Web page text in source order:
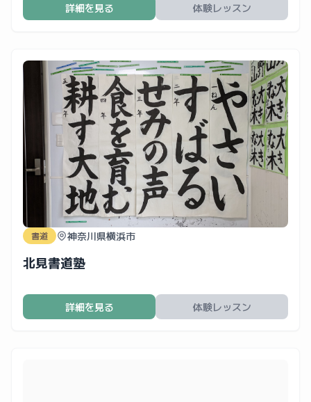
詳細を見る 体験レッスン
書道 神奈川県横浜市
北見書道塾
詳細を見る 体験レッスン